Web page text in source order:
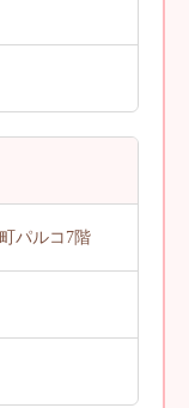
パルコ7階